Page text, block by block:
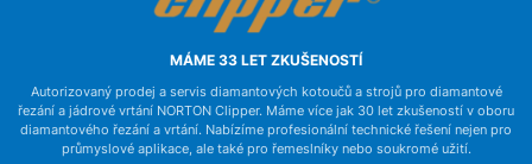
MÁME 33 LET ZKUŠENOSTÍ
Autorizovaný prodej a servis diamantových kotoučů a strojů pro diamantové
řezání a jádrové vrtání NORTON Clipper. Máme více jak 30 let zkušeností v oboru
diamantového řezání a vrtání. Nabízíme profesionální technické řešení nejen pro
průmyslové aplikace, ale také pro řemeslníky nebo soukromé užití.